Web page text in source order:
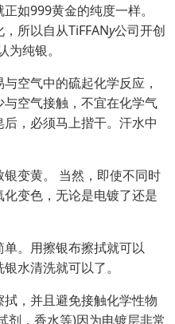
如999黄金的纯度一样。
所以自从TiFFANy公司开创
纯银。
空气中的硫起化学反应，
空气接触，不宜在化学气
，必须马上揩干。汗水中
变黄。 当然，即使不同时
变色，无论是电镀了还是
。用擦银布擦拭就可以
水清洗就可以了。
，并且避免接触化学性物
剂，香水等)因为电镀层非常